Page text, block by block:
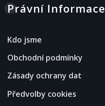
Právní Informace
Kdo jsme
Obchodní podmínky
Zásady ochrany dat
Předvolby cookies